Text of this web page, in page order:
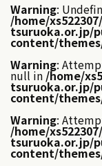
Warning:
/home/
tsuruoka.or.jp/
content/
Warning:
null in /home/
tsuruoka.or.jp/
content/
Warning:
/home/
tsuruoka.or.jp/
content/